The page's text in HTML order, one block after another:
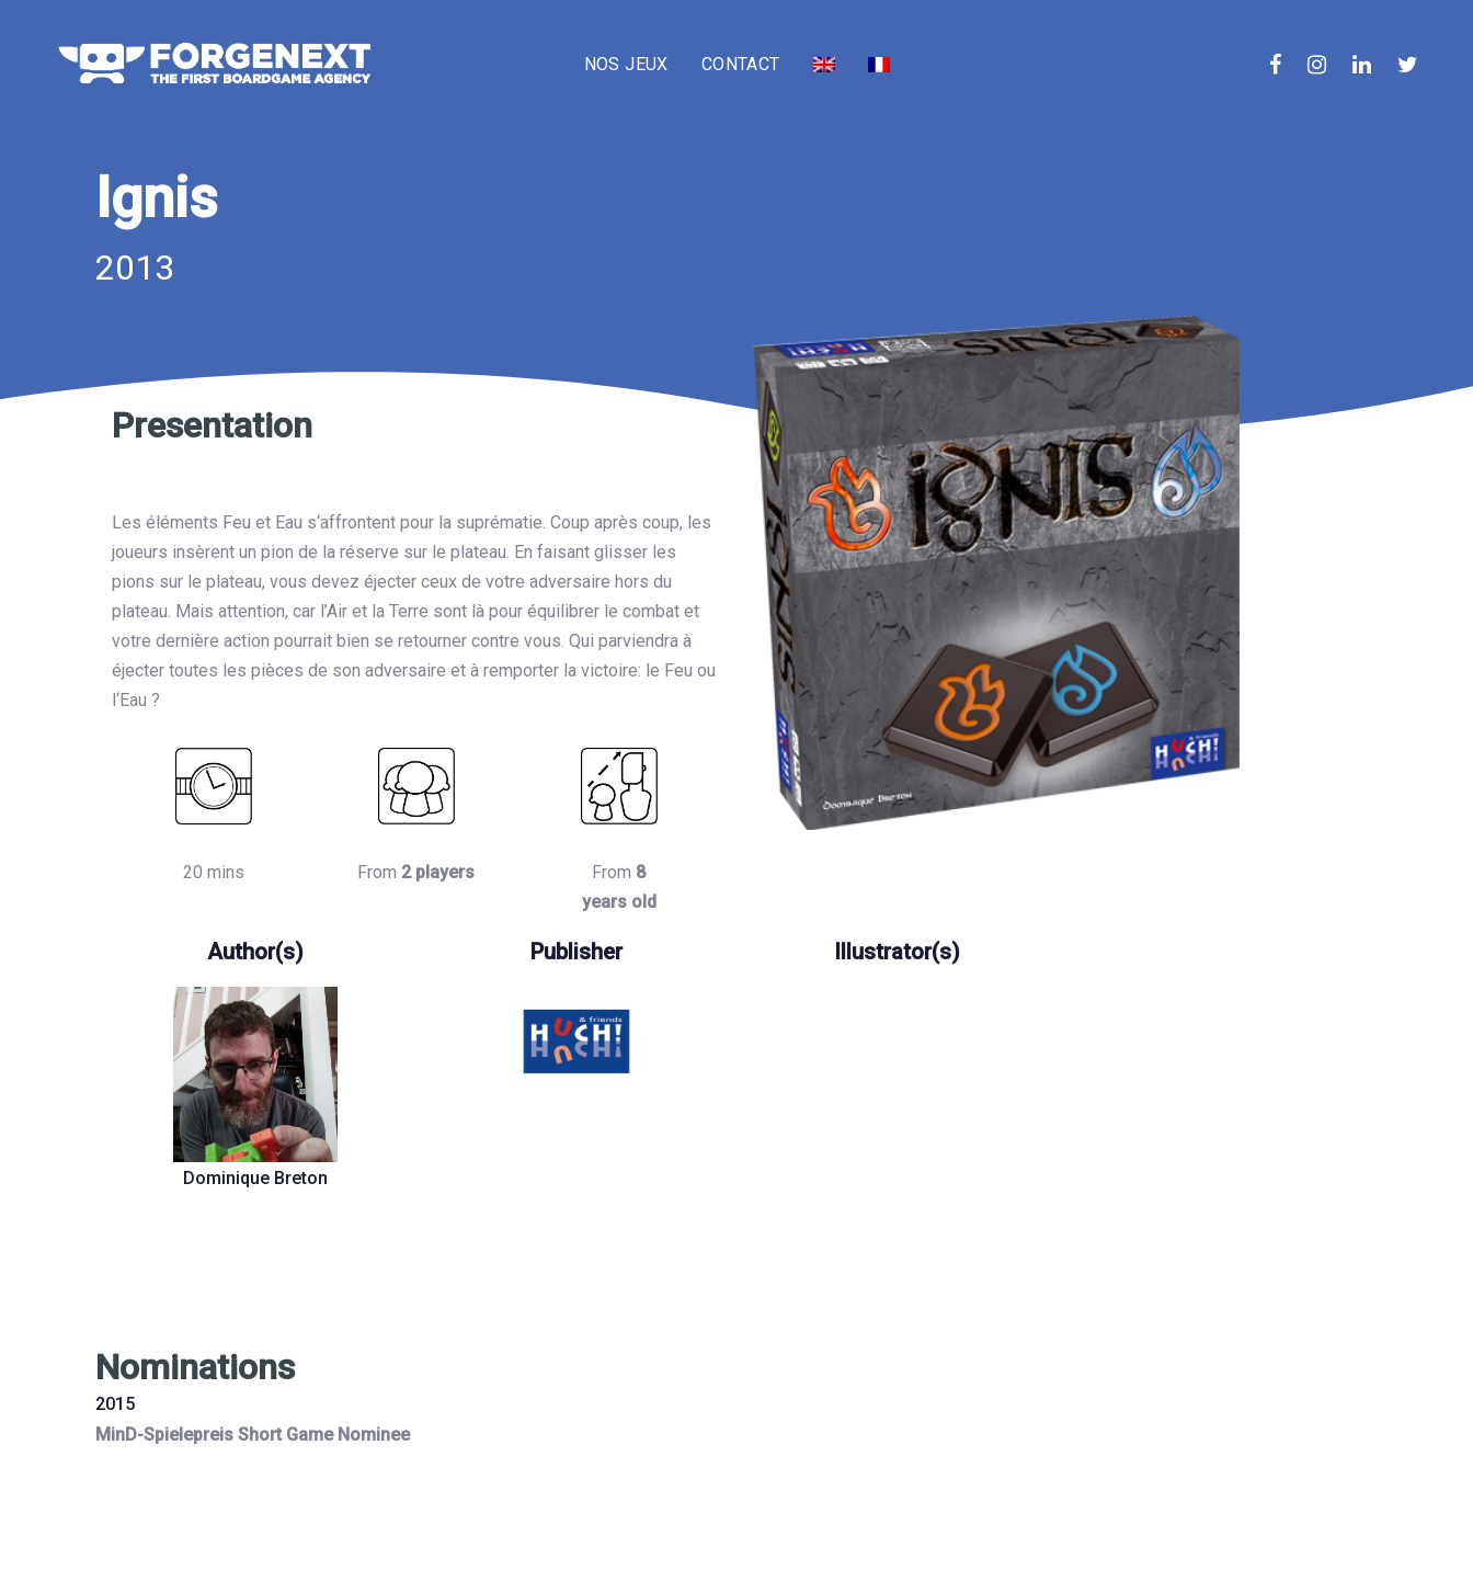
NOS JEUX CONTACT
Ignis
2013
Presentation
Les éléments Feu et Eau s‘affrontent pour la suprématie. Coup après coup, les
joueurs insèrent un pion de la réserve sur le plateau. En faisant glisser les
pions sur le plateau, vous devez éjecter ceux de votre adversaire hors du
plateau. Mais attention, car l’Air et la Terre sont là pour équilibrer le combat et
votre dernière action pourrait bien se retourner contre vous. Qui parviendra à
éjecter toutes les pièces de son adversaire et à remporter la victoire: le Feu ou
l‘Eau ?
20 mins From 2 players From 8
years old
Author(s)
Dominique Breton
Publisher Illustrator(s)
Nominations
2015
MinD-Spielepreis Short Game Nominee